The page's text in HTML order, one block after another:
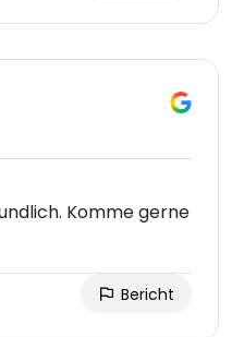
Komme gerne
Bericht